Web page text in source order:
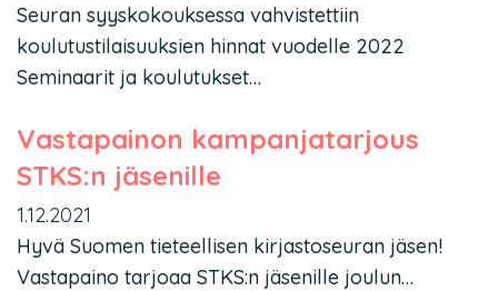
Seuran syyskokouksessa vahvistettiin
koulutustilaisuuksien hinnat vuodelle 2022
Seminaarit ja koulutukset…
Vastapainon kampanjatarjous
STKS:n jäsenille
1.12.2021
Hyvä Suomen tieteellisen kirjastoseuran jäsen!
Vastapaino tarjoaa STKS:n jäsenille joulun…